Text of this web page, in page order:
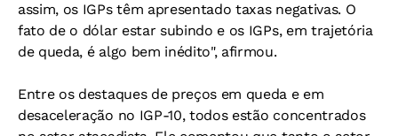
assim, os IGPs têm apresentado taxas negativas. O
fato de o dólar estar subindo e os IGPs, em trajetória
de queda, é algo bem inédito", afirmou.
Entre os destaques de preços em queda e em
desaceleração no IGP-10, todos estão concentrados